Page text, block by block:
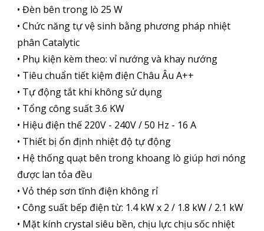
• Đèn bên trong lò 25 W
• Chức năng tự vệ sinh bằng phương pháp nhiệt
phân Catalytic
• Phụ kiện kèm theo: vỉ nướng và khay nướng
• Tiêu chuẩn tiết kiệm điện Châu Âu A++
• Tự động tắt khi không sử dụng
• Tổng công suất 3.6 KW
• Hiệu điện thế 220V - 240V / 50 Hz - 16 A
• Thiết bị ổn định nhiệt độ tự động
• Hệ thống quạt bên trong khoang lò giúp hơi nóng
được lan tỏa đều
• Vỏ thép sơn tĩnh điện không rỉ
• Công suất bếp điện từ: 1.4 kW x 2 / 1.8 kW / 2.1 kW
• Mặt kính crystal siêu bền, chịu lực chịu sốc nhiệt